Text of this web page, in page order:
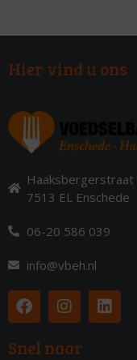
Hier vind u ons
Haaksbergerstraat
7513 EL Enschede
06-20 586 039
info@vbeh.nl
Snel naar